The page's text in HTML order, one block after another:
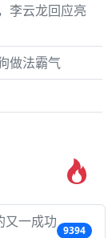
李云龙回应亮
做法霸气
又一成功
9394